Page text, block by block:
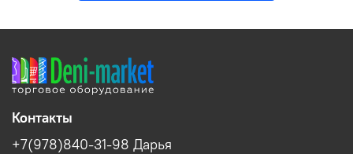
Контакты
+7(978)840-31-98 Дарья